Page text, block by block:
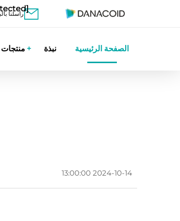
راسلنا
[email protected]
الصفحة الرئيسية نبذة منتجات
2024-10-14 13:00:00